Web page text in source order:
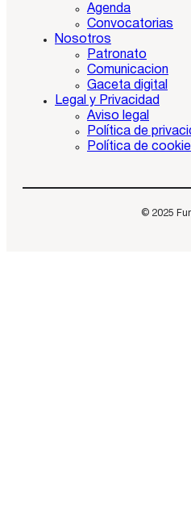
Agenda
Convocatorias
Nosotros
Patronato
Comunicacion
Gaceta digital
Legal y Privacidad
Aviso legal
Política de
Política de
© 2025